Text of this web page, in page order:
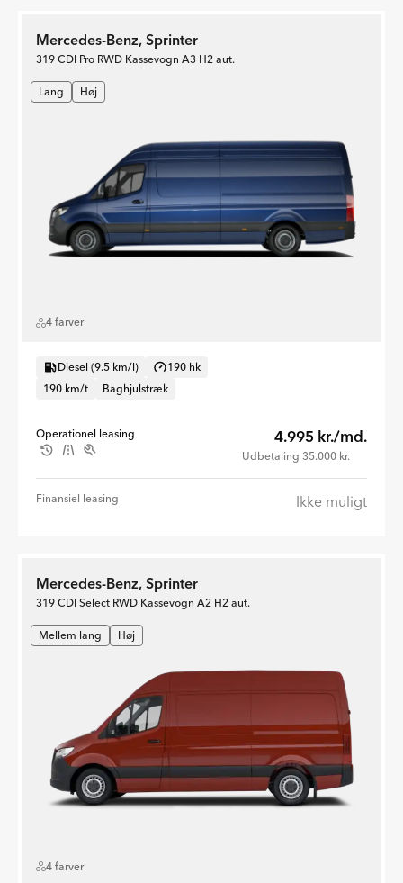
Mercedes-Benz, Sprinter
319 CDI Pro RWD Kassevogn A3 H2 aut.
Lang Høj
4 farver
Diesel (9.5 km/l)
190 hk
190 km/t
Baghjulstræk
Operationel leasing 4.995 kr./md.
Udbetaling 35.000 kr.
Finansiel leasing Ikke muligt
Mercedes-Benz, Sprinter
319 CDI Select RWD Kassevogn A2 H2 aut.
Mellem lang Høj
4 farver